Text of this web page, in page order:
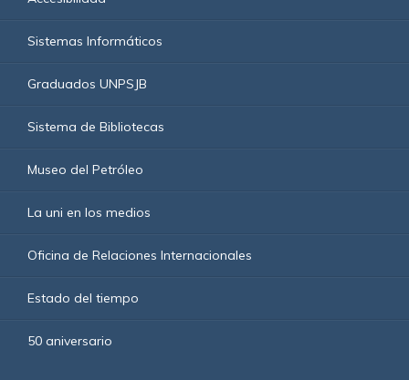
Sistemas Informáticos
Graduados UNPSJB
Sistema de Bibliotecas
Museo del Petróleo
La uni en los medios
Oficina de Relaciones Internacionales
Estado del tiempo
50 aniversario